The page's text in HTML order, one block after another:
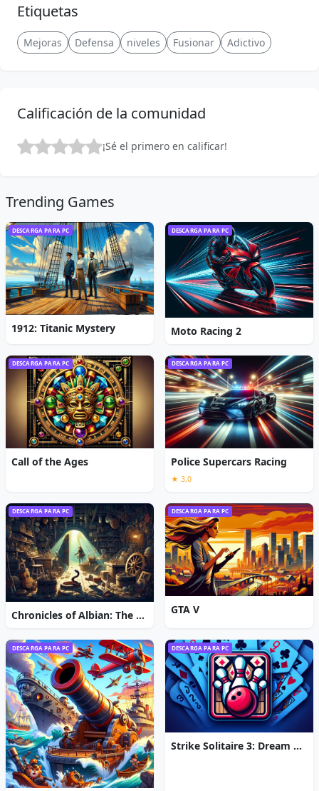
Etiquetas
Mejoras Defensa niveles Fusionar Adictivo
Calificación de la comunidad
¡Sé el primero en calificar!
Trending Games
DESCARGA PARA PC
1912: Titanic Mystery
DESCARGA PARA PC
Moto Racing 2
DESCARGA PARA PC
Call of the Ages
DESCARGA PARA PC
Police Supercars Racing
★ 3,0
DESCARGA PARA PC
Chronicles of Albian: The Magic Convention
DESCARGA PARA PC
GTA V
DESCARGA PARA PC DESCARGA PARA PC
Strike Solitaire 3: Dream Resort